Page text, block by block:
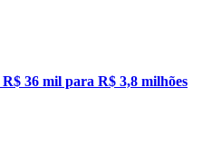
36 mil para R$ 3,8 milhões